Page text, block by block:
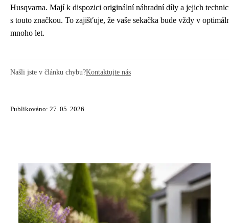
Husqvarna. Mají k dispozici originální náhradní díly a jejich
s touto značkou. To zajišťuje, že vaše sekačka bude vždy v
mnoho let.
Našli jste v článku chybu?Kontaktujte nás
Publikováno: 27. 05. 2026